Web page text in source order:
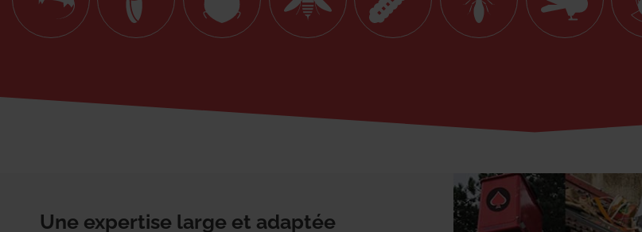
Une expertise large et adaptée